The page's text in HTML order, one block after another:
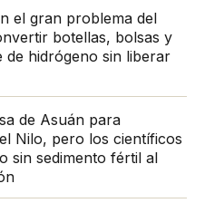
el gran problema del
botellas, bolsas y
de hidrógeno sin liberar
de Asuán para
Nilo, pero los científicos
sin sedimento fértil al